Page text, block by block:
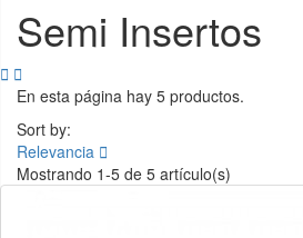
Semi Insertos
 
En esta página hay 5 productos.
Sort by:
Relevancia 
Mostrando 1-5 de 5 artículo(s)